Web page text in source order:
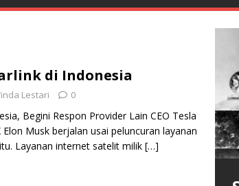
di Indonesia
Lestari 0
Begini Respon Provider Lain CEO Tesla
Elon Musk berjalan usai peluncuran layanan
Layanan internet satelit milik […]